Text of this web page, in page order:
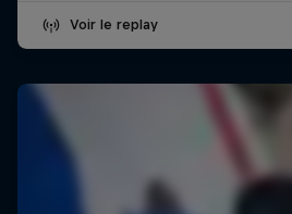
Voir le replay